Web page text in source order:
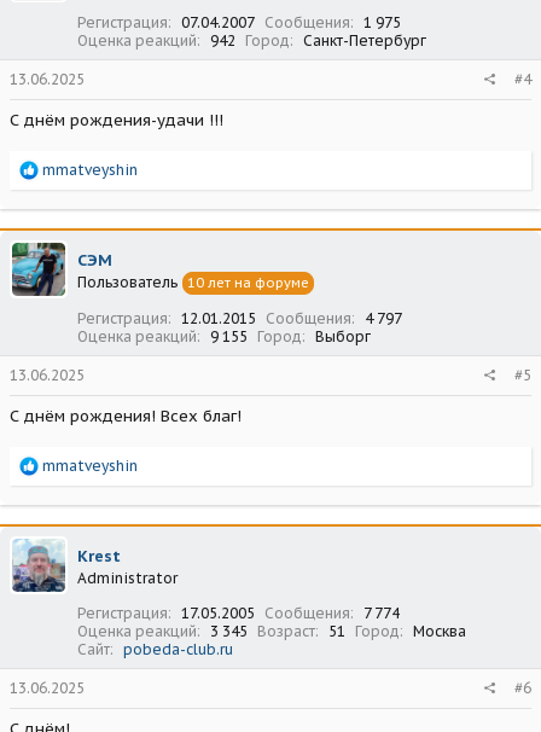
Регистрация 07.04.2007 Сообщения
1 975
Оценка реакций
942 Город Санкт-Петербург
13.06.2025 #4
С днём рождения-удачи !!!
Р
а
к
ц
и
и
mmatveyshin
СЭМ
Пользователь 10 лет на форуме
Регистрация 12.01.2015 Сообщения
4 797
Оценка реакций
9 155 Город Выборг
13.06.2025 #5
С днём рождения! Всех благ!
Р
а
к
ц
и
и
mmatveyshin
Krest
Administrator
Регистрация
17.05.2005 Сообщения
7 774
Оценка реакций
3 345 Возраст 51 Город
Москва
Сайт
pobeda-club.ru
13.06.2025 #6